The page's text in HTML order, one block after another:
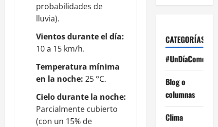
probabilidades de
lluvia).
Vientos durante el día:
10 a 15 km/h.
Temperatura mínima
en la noche: 25 °C.
Cielo durante la noche:
Parcialmente cubierto
(con un 15% de
CATEGORÍAS
#UnDíaComoHoy
Blog o
columnas
Clima